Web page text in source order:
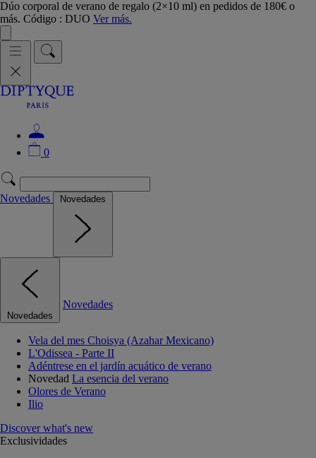
Dúo corporal de verano de regalo (2×10 ml) en pedidos de 180€ o
más. Código : DUO Ver más.
0
Novedades Novedades
Novedades
Novedades
Vela del mes Choisya (Azahar Mexicano)
L'Odissea - Parte II
Adéntrese en el jardín acuático de verano
Novedad La esencia del verano
Olores de Verano
Ilio
Discover what's new
Exclusividades